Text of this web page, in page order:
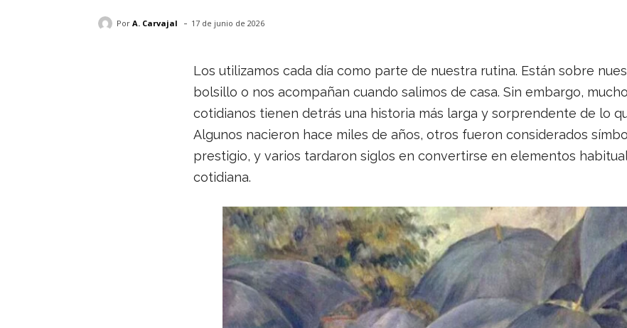
Por A. Carvajal - 17 de junio de 2026
Los utilizamos cada día como parte de nuestra rutina. Están sobre
bolsillo o nos acompañan cuando salimos de casa. Sin embargo,
cotidianos tienen detrás una historia más larga y sorprendente de lo
Algunos nacieron hace miles de años, otros fueron considerados
prestigio, y varios tardaron siglos en convertirse en elementos
cotidiana.